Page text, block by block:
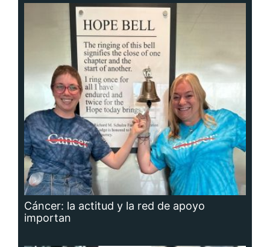
Cáncer: la actitud y la red de apoyo
importan